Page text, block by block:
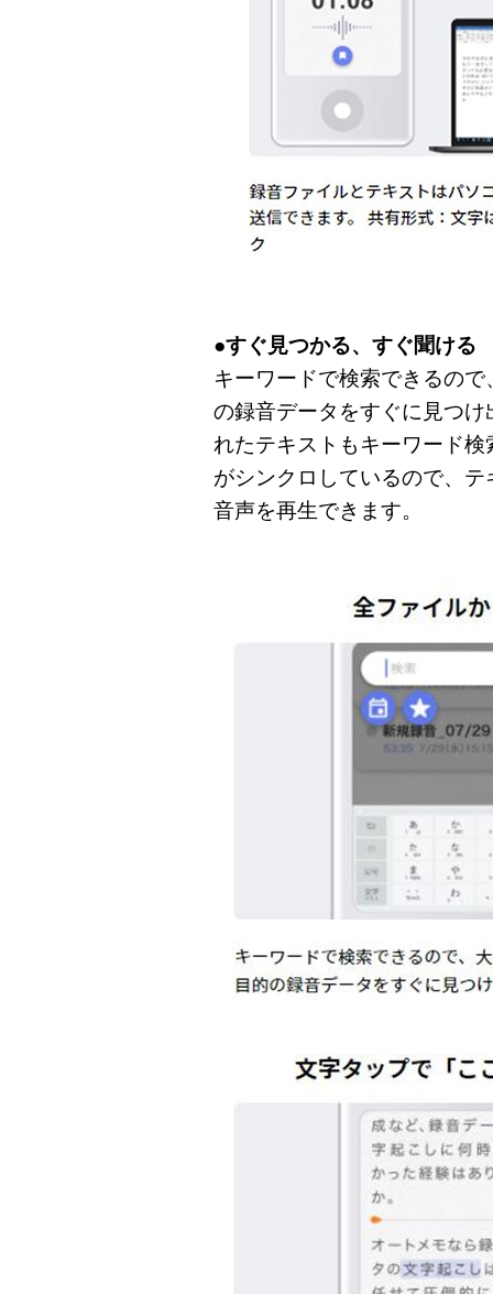
●すぐ見つかる、すぐ聞ける
キーワードで検索できるの
の録音データをすぐに見つ
れたテキストもキーワード
がシンクロしているので、
音声を再生できます。